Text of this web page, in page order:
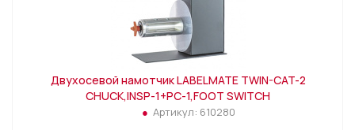
Двухосевой намотчик LABELMATE TWIN-CAT-2
CHUCK,INSP-1+PC-1,FOOT SWITCH
Артикул: 610280